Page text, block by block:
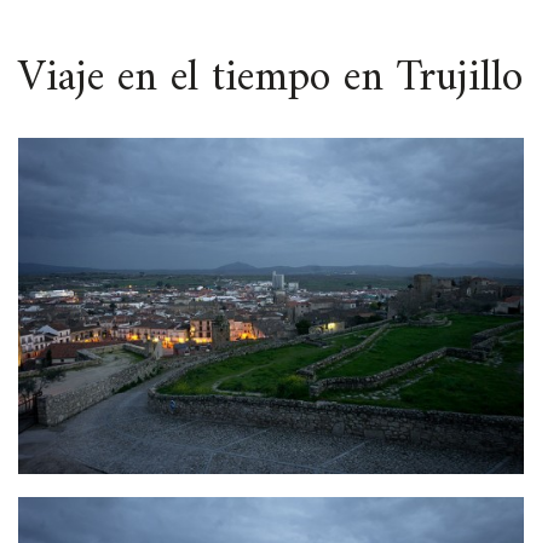
ESPACIO
Viaje en el tiempo en Trujillo